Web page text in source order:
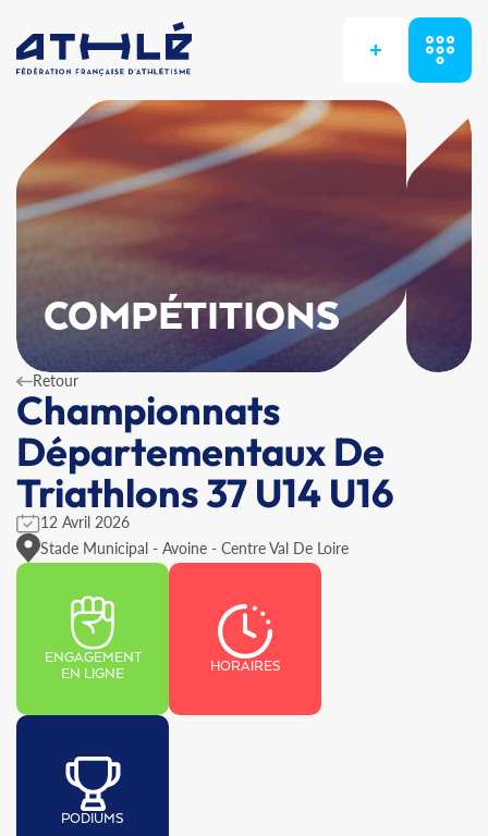
+
COMPÉTITIONS
Retour
Championnats
Départementaux De
Triathlons 37 U14 U16
12 Avril 2026
Stade Municipal - Avoine - Centre Val De Loire
ENGAGEMENT
EN LIGNE
HORAIRES
PODIUMS